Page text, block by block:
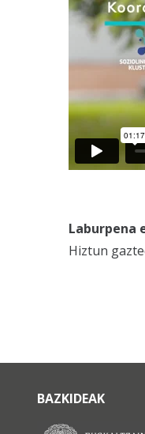
Laburpena
Hiztun
BAZKIDEAK